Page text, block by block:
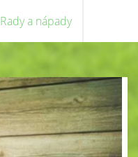
Rady a nápady